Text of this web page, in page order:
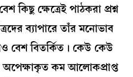
কিছু ক্ষেত্রেই পাঠকরা প্রশ্ন
ব্যাপারে তাঁর মনোভাব
বেশ বিতর্কিত। কেউ কেউ
অপেক্ষাকৃত কম আলোকপ্রাপ্ত